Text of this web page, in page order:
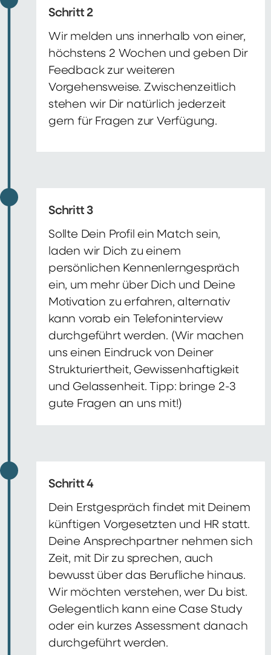
Schritt 2
Wir melden uns innerhalb von einer,
höchstens 2 Wochen und geben Dir
Feedback zur weiteren
Vorgehensweise. Zwischenzeitlich
stehen wir Dir natürlich jederzeit
gern für Fragen zur Verfügung.
Schritt 3
Sollte Dein Profil ein Match sein,
laden wir Dich zu einem
persönlichen Kennenlerngespräch
ein, um mehr über Dich und Deine
Motivation zu erfahren, alternativ
kann vorab ein Telefoninterview
durchgeführt werden. (Wir machen
uns einen Eindruck von Deiner
Strukturiertheit, Gewissenhaftigkeit
und Gelassenheit. Tipp: bringe 2-3
gute Fragen an uns mit!)
Schritt 4
Dein Erstgespräch findet mit Deinem
künftigen Vorgesetzten und HR statt.
Deine Ansprechpartner nehmen sich
Zeit, mit Dir zu sprechen, auch
bewusst über das Berufliche hinaus.
Wir möchten verstehen, wer Du bist.
Gelegentlich kann eine Case Study
oder ein kurzes Assessment danach
durchgeführt werden.